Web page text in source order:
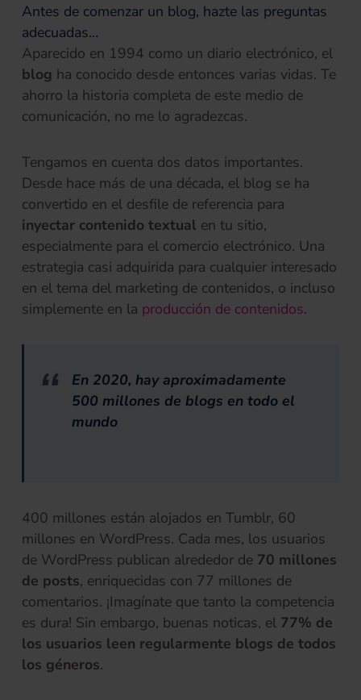
Antes de comenzar un blog, hazte las preguntas
adecuadas…
Aparecido en 1994 como un diario electrónico, el
blog ha conocido desde entonces varias vidas. Te
ahorro la historia completa de este medio de
comunicación, no me lo agradezcas.
Tengamos en cuenta dos datos importantes.
Desde hace más de una década, el blog se ha
convertido en el desfile de referencia para
inyectar contenido textual en tu sitio,
especialmente para el comercio electrónico. Una
estrategia casi adquirida para cualquier interesado
en el tema del marketing de contenidos, o incluso
simplemente en la producción de contenidos.
En 2020, hay aproximadamente
500 millones de blogs en todo el
mundo
400 millones están alojados en Tumblr, 60
millones en WordPress. Cada mes, los usuarios
de WordPress publican alrededor de 70 millones
de posts, enriquecidas con 77 millones de
comentarios. ¡Imagínate que tanto la competencia
es dura! Sin embargo, buenas noticas, el 77% de
los usuarios leen regularmente blogs de todos
los géneros.